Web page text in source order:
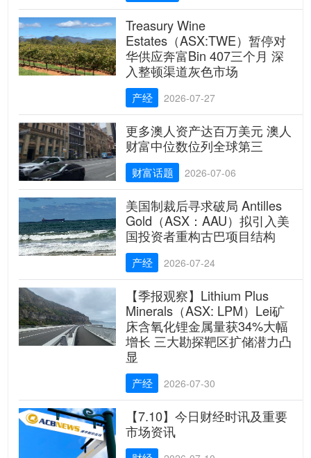
Treasury Wine
Estates（ASX:TWE）暂停对
华供应奔富Bin 407三个月 深
入整顿渠道灰色市场
产经 2026-07-27
更多澳人资产达百万美元 澳人
财富中位数位列全球第三
财富话题 2026-07-06
美国制裁后寻求破局 Antilles
Gold（ASX：AAU）拟引入美
国投资者重构古巴项目结构
产经 2026-07-24
【季报观察】Lithium Plus
Minerals（ASX: LPM）Lei矿
床含氧化锂金属量获34%大幅
增长 三大勘探靶区扩储潜力凸
显
产经 2026-07-30
【7.10】今日财经时讯及重要
市场资讯